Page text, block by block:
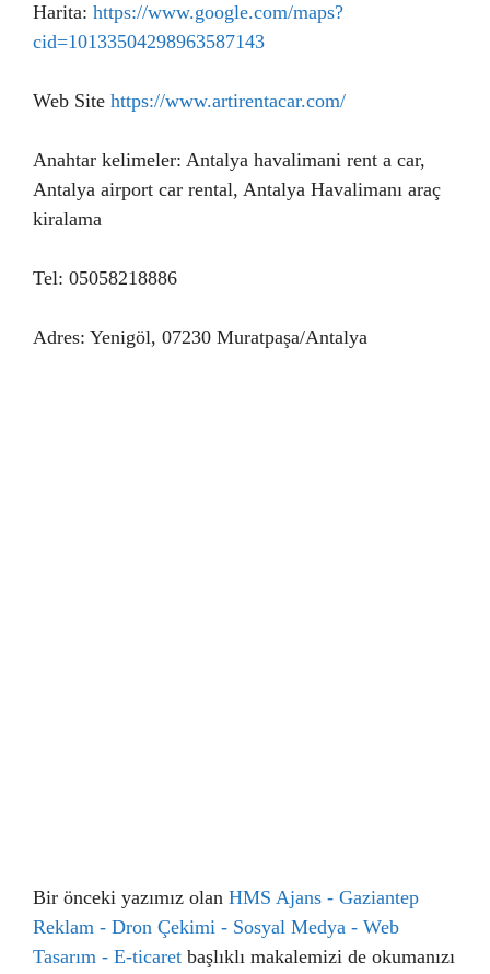
Harita: https://www.google.com/maps?
cid=10133504298963587143
Web Site https://www.artirentacar.com/
Anahtar kelimeler: Antalya havalimani rent a car,
Antalya airport car rental, Antalya Havalimanı araç
kiralama
Tel: 05058218886
Adres: Yenigöl, 07230 Muratpaşa/Antalya
Bir önceki yazımız olan HMS Ajans - Gaziantep
Reklam - Dron Çekimi - Sosyal Medya - Web
Tasarım - E-ticaret başlıklı makalemizi de okumanızı